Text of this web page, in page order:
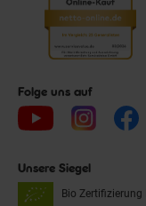
Folge uns auf
Unsere Siegel
Bio Zertifizierung